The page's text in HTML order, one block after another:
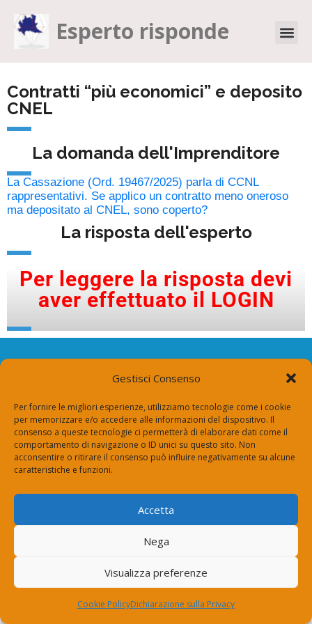
Gestisci Consenso
Per fornire le migliori esperienze, utilizziamo tecnologie come i cookie
per memorizzare e/o accedere alle informazioni del dispositivo. Il
consenso a queste tecnologie ci permetterà di elaborare dati come il
comportamento di navigazione o ID unici su questo sito. Non
acconsentire o ritirare il consenso può influire negativamente su alcune
caratteristiche e funzioni.
Accetta
Nega
Visualizza preferenze
Cookie PolicyDichiarazione sulla Privacy
Esperto risponde
Contratti “più economici” e deposito
CNEL
La domanda dell'Imprenditore
La Cassazione (Ord. 19467/2025) parla di CCNL
rappresentativi. Se applico un contratto meno oneroso
ma depositato al CNEL, sono coperto?
La risposta dell'esperto
Per leggere la risposta devi
aver effettuato il LOGIN
Via Roma 14, 24050 Zanica (Bg)
segreteria@espertorisponde.top
+39 334 700 2004
Vuoi diventare un nostro
esperto
Contattaci
© 2025 Conflombardia group P.Iva 01766910192.